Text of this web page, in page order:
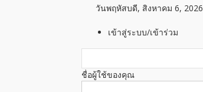
วันพฤหัสบดี, สิงหาคม 6, 2026
เข้าสู่ระบบ/เข้าร่วม
ชื่อผู้ใช้ของคุณ